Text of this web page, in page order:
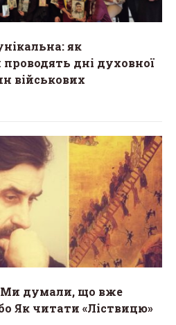
як
дні духовної
військових
думали, що вже
Як читати «Ліствицю»